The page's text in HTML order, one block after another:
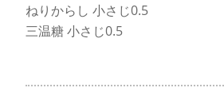
ねりからし 小さじ0.5
三温糖 小さじ0.5